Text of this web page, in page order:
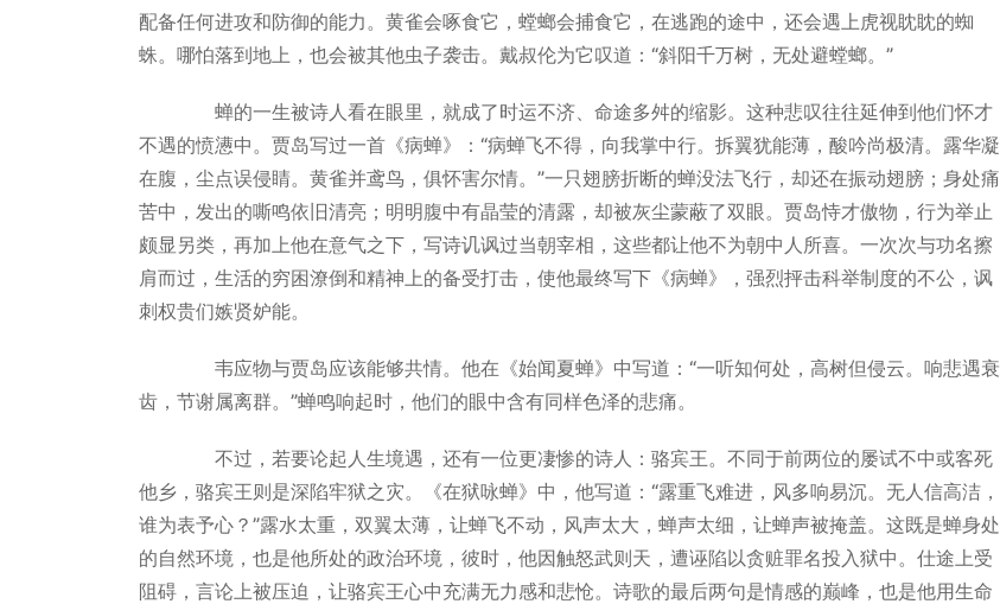
配备任何进攻和防御的能力。黄雀会啄食它，螳螂会捕食它，在逃跑的途中，还会遇上虎视眈眈的蜘
蛛。哪怕落到地上，也会被其他虫子袭击。戴叔伦为它叹道：“斜阳千万树，无处避螳螂。”
蝉的一生被诗人看在眼里，就成了时运不济、命途多舛的缩影。这种悲叹往往延伸到他们怀才
不遇的愤懑中。贾岛写过一首《病蝉》：“病蝉飞不得，向我掌中行。拆翼犹能薄，酸吟尚极清。露华凝
在腹，尘点误侵睛。黄雀并鸢鸟，俱怀害尔情。”一只翅膀折断的蝉没法飞行，却还在振动翅膀；身处痛
苦中，发出的嘶鸣依旧清亮；明明腹中有晶莹的清露，却被灰尘蒙蔽了双眼。贾岛恃才傲物，行为举止
颇显另类，再加上他在意气之下，写诗讥讽过当朝宰相，这些都让他不为朝中人所喜。一次次与功名擦
肩而过，生活的穷困潦倒和精神上的备受打击，使他最终写下《病蝉》，强烈抨击科举制度的不公，讽
刺权贵们嫉贤妒能。
韦应物与贾岛应该能够共情。他在《始闻夏蝉》中写道：“一听知何处，高树但侵云。响悲遇衰
齿，节谢属离群。”蝉鸣响起时，他们的眼中含有同样色泽的悲痛。
不过，若要论起人生境遇，还有一位更凄惨的诗人：骆宾王。不同于前两位的屡试不中或客死
他乡，骆宾王则是深陷牢狱之灾。《在狱咏蝉》中，他写道：“露重飞难进，风多响易沉。无人信高洁，
谁为表予心？”露水太重，双翼太薄，让蝉飞不动，风声太大，蝉声太细，让蝉声被掩盖。这既是蝉身处
的自然环境，也是他所处的政治环境，彼时，他因触怒武则天，遭诬陷以贪赃罪名投入狱中。仕途上受
阻碍，言论上被压迫，让骆宾王心中充满无力感和悲怆。诗歌的最后两句是情感的巅峰，也是他用生命